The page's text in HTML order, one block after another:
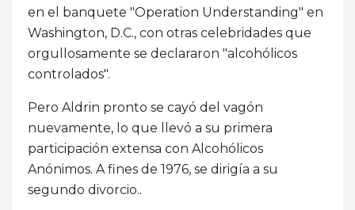
en el banquete "Operation Understanding" en
Washington, D.C., con otras celebridades que
orgullosamente se declararon "alcohólicos
controlados".
Pero Aldrin pronto se cayó del vagón
nuevamente, lo que llevó a su primera
participación extensa con Alcohólicos
Anónimos. A fines de 1976, se dirigía a su
segundo divorcio..